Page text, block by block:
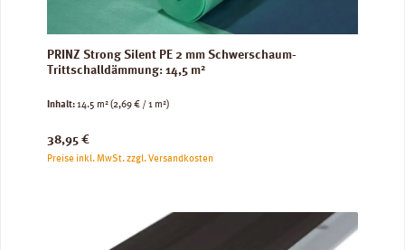
PRINZ Strong Silent PE 2 mm Schwerschaum-
Trittschalldämmung: 14,5 m²
Inhalt:14.5 m²(2,69 € / 1 m²)
Regulärer Preis:
38,95 €
Preise inkl. MwSt. zzgl. Versandkosten